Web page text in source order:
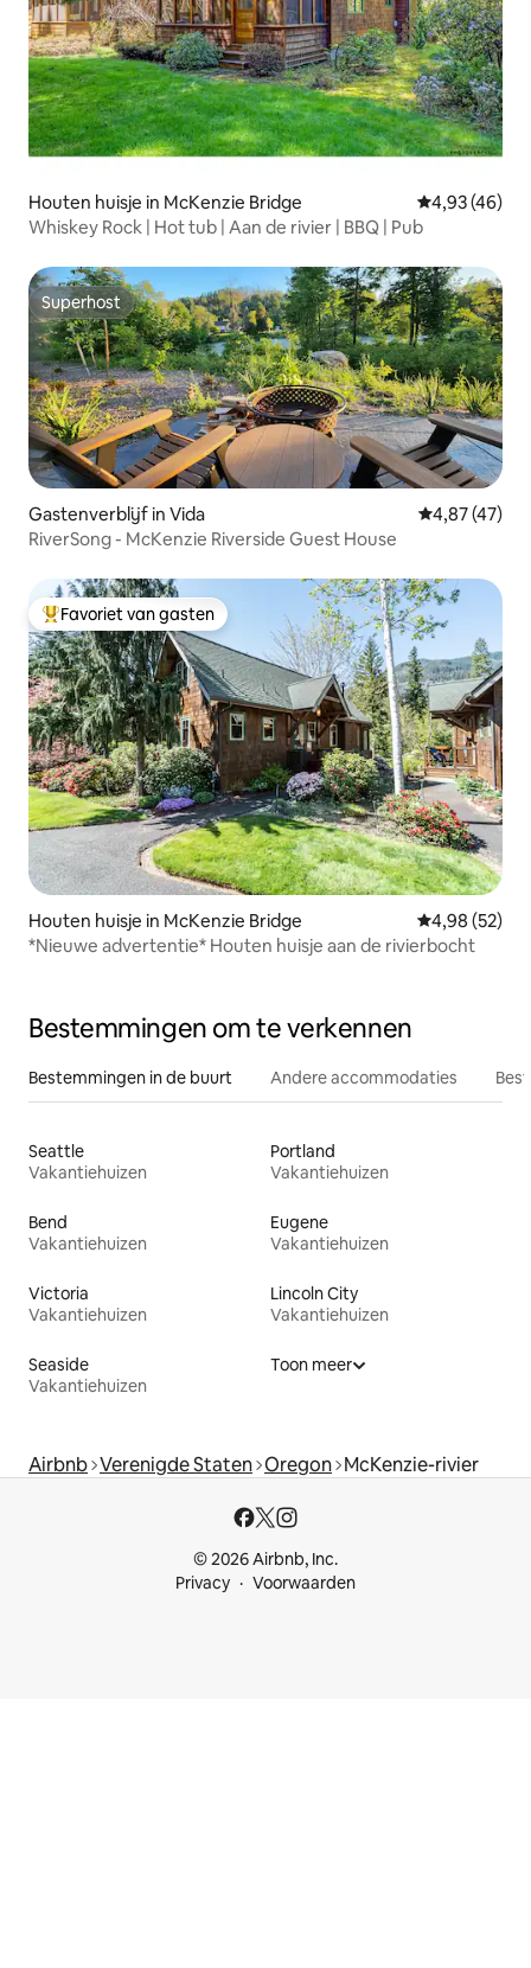
Houten huisje in McKenzie Bridge Gemiddelde
4,93 (46)
Whiskey Rock | Hot tub | Aan de rivier | BBQ | Pub
Superhost
Superhost
Gastenverblijf in Vida Gemiddelde
4,87 (47)
RiverSong - McKenzie Riverside Guest House
Topfavoriet van gasten
Favoriet van gasten
Houten huisje in McKenzie Bridge Gemiddelde
4,98 (52)
*Nieuwe advertentie* Houten huisje aan de rivierbocht
Bestemmingen om te verkennen
Bestemmingen in de buurt Andere accommodaties
Seattle
Vakantiehuizen
Portland
Vakantiehuizen
Bend
Vakantiehuizen
Eugene
Vakantiehuizen
Victoria
Vakantiehuizen
Lincoln City
Vakantiehuizen
Seaside
Vakantiehuizen
Toon meer
Airbnb Verenigde Staten Oregon McKenzie-rivier
© 2026 Airbnb, Inc.
Privacy
Voorwaarden